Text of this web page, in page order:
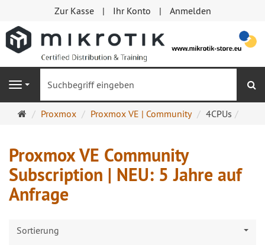
Zur Kasse Ihr Konto Anmelden
Navigation
Startseite
Proxmox Proxmox VE | Community 4CPUs
Proxmox VE Community
Subscription | NEU: 5 Jahre auf
Anfrage
Sortierung